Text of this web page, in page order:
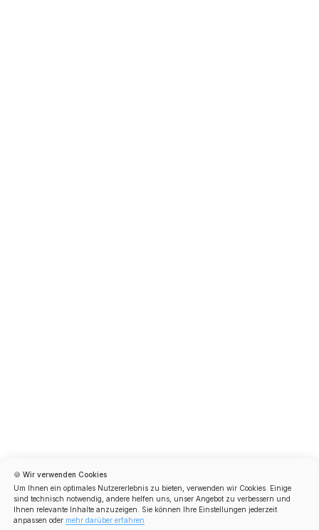
🍪 Wir verwenden Cookies
Um Ihnen ein optimales Nutzererlebnis zu bieten, verwenden wir Cookies. Einige
sind technisch notwendig, andere helfen uns, unser Angebot zu verbessern und
Ihnen relevante Inhalte anzuzeigen. Sie können Ihre Einstellungen jederzeit
anpassen oder mehr darüber erfahren